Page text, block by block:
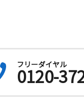
フリーダイヤル
0120-